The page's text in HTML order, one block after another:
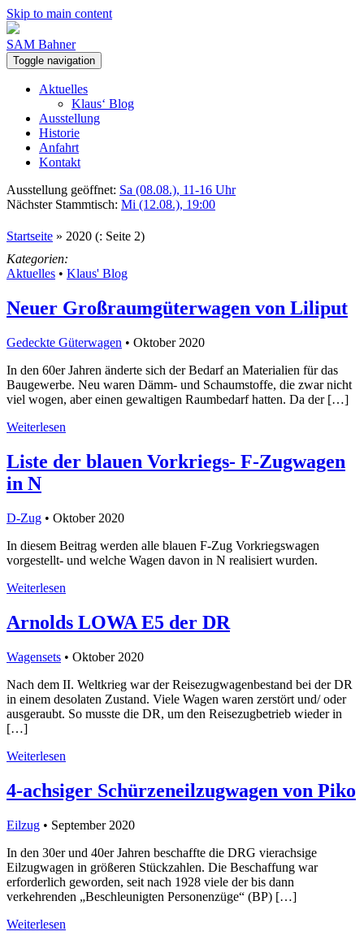
Skip to main content
SAM Bahner
Toggle navigation
Aktuelles
Klaus‘ Blog
Ausstellung
Historie
Anfahrt
Kontakt
Ausstellung geöffnet: Sa (08.08.), 11-16 Uhr
Nächster Stammtisch: Mi (12.08.), 19:00
Startseite » 2020 (: Seite 2)
Kategorien:
Aktuelles • Klaus' Blog
Neuer Großraumgüterwagen von Liliput
Gedeckte Güterwagen • Oktober 2020
In den 60er Jahren änderte sich der Bedarf an Materialien für das
Baugewerbe. Neu waren Dämm- und Schaumstoffe, die zwar nicht
viel wogen, aber einen gewaltigen Raumbedarf hatten. Da der […]
Weiterlesen
Liste der blauen Vorkriegs- F-Zugwagen
in N
D-Zug • Oktober 2020
In diesem Beitrag werden alle blauen F-Zug Vorkriegswagen
vorgestellt- und welche Wagen davon in N realisiert wurden.
Weiterlesen
Arnolds LOWA E5 der DR
Wagensets • Oktober 2020
Nach dem II. Weltkrieg war der Reisezugwagenbestand bei der DR
in einem desolaten Zustand. Viele Wagen waren zerstört und/ oder
ausgeraubt. So musste die DR, um den Reisezugbetrieb wieder in
[…]
Weiterlesen
4-achsiger Schürzeneilzugwagen von Piko
Eilzug • September 2020
In den 30er und 40er Jahren beschaffte die DRG vierachsige
Eilzugwagen in größeren Stückzahlen. Die Beschaffung war
erforderlich geworden, seit nach 1928 viele der bis dann
verkehrenden „Beschleunigten Personenzüge“ (BP) […]
Weiterlesen